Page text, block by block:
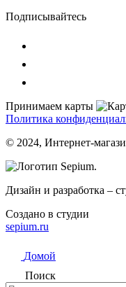
Подписывайтесь
Принимаем карты
Политика
© 2024, Интернет-
Дизайн и разработка –
Создано в студии
sepium.ru
Домой
Поиск